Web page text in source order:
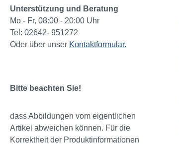
Unterstützung und Beratung
Mo - Fr, 08:00 - 20:00 Uhr
Tel: 02642- 951272
Oder über unser Kontaktformular.
Bitte beachten Sie!
dass Abbildungen vom eigentlichen
Artikel abweichen können. Für die
Korrektheit der Produktinformationen